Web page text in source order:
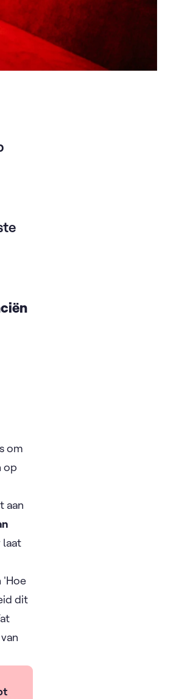
om
op
aan
laat
'Hoe
dit